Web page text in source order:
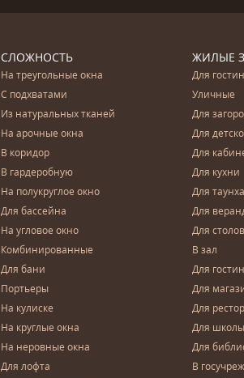
СЛОЖНОСТЬ
На треугольные окна
С подхватами
Из натуральных тканей
На арочные окна
В коридор
В гардеробную
На полукруглое окно
Для бассейна
На угловое окно
Комбинированные
Для бани
Портьеры
На кулиске
На круглые окна
На неровные окна
Для лофта
ЖИЛЫЕ
Для
Уличные
Для
Для
Для
Для кухни
Для
Для
Для
В зал
Для
Для
Для
Для школы
Для
В